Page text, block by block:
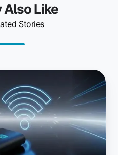
Also Like
Stories